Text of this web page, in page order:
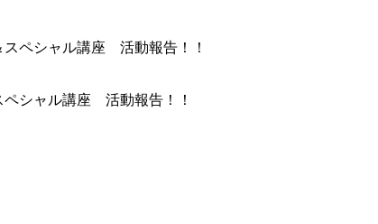
シャル講座 活動報告！！